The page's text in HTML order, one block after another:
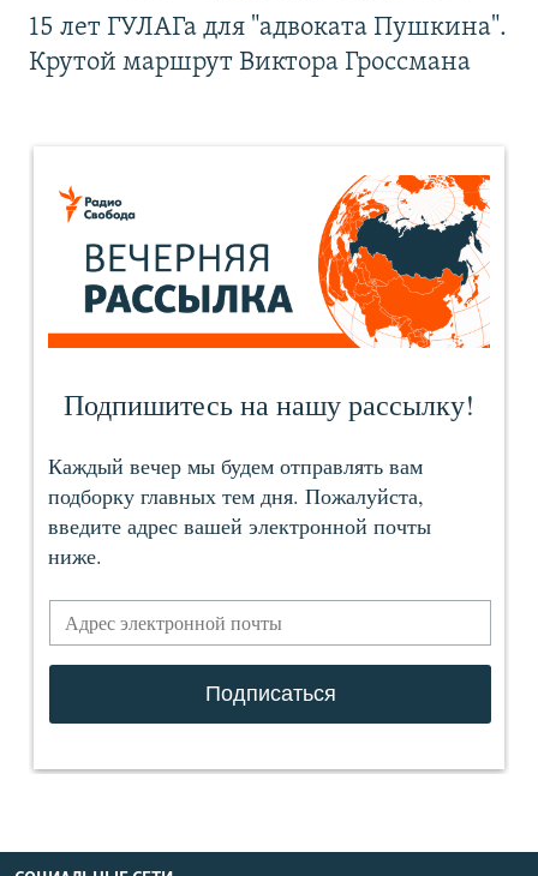
15 лет ГУЛАГа для "адвоката Пушкина".
Крутой маршрут Виктора Гроссмана